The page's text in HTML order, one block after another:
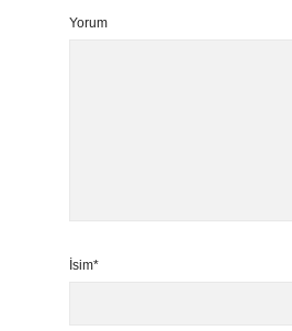
Yorum
İsim*